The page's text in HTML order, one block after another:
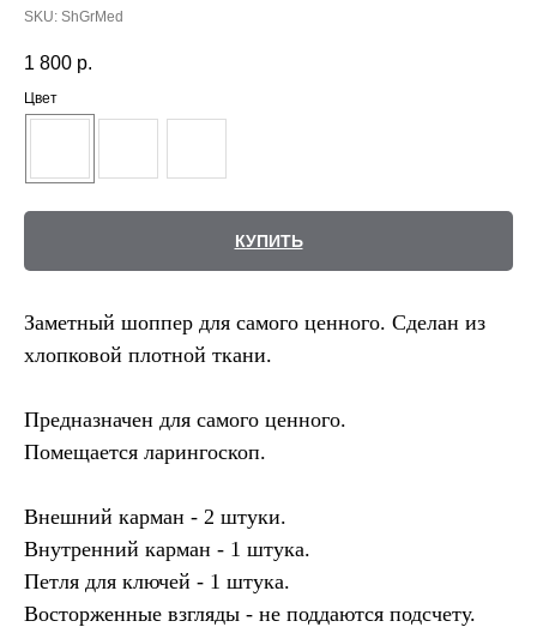
SKU: ShGrMed
1 800 р.
Цвет
КУПИТЬ
Заметный шоппер для самого ценного. Сделан из
хлопковой плотной ткани.
Предназначен для самого ценного.
Помещается ларингоскоп.
Внешний карман - 2 штуки.
Внутренний карман - 1 штука.
Петля для ключей - 1 штука.
Восторженные взгляды - не поддаются подсчету.